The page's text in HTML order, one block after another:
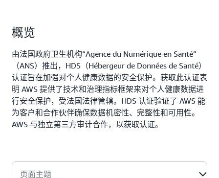
概览
由法国政府卫生机构“Agence du Numérique en Santé”
（ANS）推出，HDS（Hébergeur de Données de Santé）
认证旨在加强对个人健康数据的安全保护。获取此认证表
明 AWS 提供了技术和治理指标框架来对个人健康数据进
行安全保护，受法国法律管辖。HDS 认证验证了 AWS 能
为客户和合作伙伴确保数据机密性、完整性和可用性。
AWS 与独立第三方审计合作，以获取认证。
页面主题